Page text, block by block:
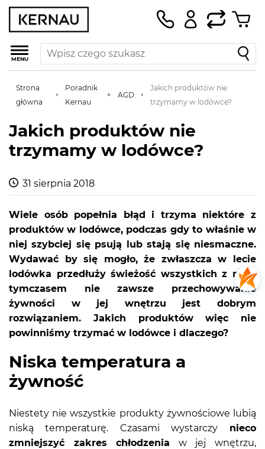
MENU
Strona
główna
Poradnik
Kernau
AGD
Jakich produktów nie
trzymamy w lodówce?
Jakich produktów nie
trzymamy w lodówce?
31 sierpnia 2018
Wiele osób popełnia błąd i trzyma niektóre z
produktów w lodówce, podczas gdy to właśnie w
niej szybciej się psują lub stają się niesmaczne.
Wydawać by się mogło, że zwłaszcza w lecie
lodówka przedłuży świeżość wszystkich z nich,
tymczasem nie zawsze przechowywanie
żywności w jej wnętrzu jest dobrym
rozwiązaniem. Jakich produktów więc nie
powinniśmy trzymać w lodówce i dlaczego?
Niska temperatura a
żywność
Niestety nie wszystkie produkty żywnościowe lubią
niską temperaturę. Czasami wystarczynieco
zmniejszyć zakres chłodzenia w jej wnętrzu,